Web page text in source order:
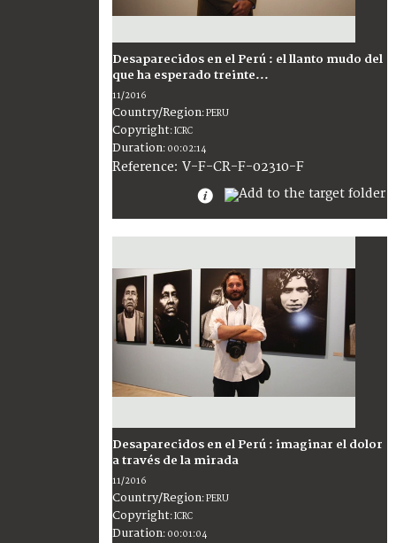
Desaparecidos en el Perú : el llanto mudo del
que ha esperado treinte...
11/2016
Country/Region:PERU
Copyright:ICRC
Duration: 00:02:14
Reference: V-F-CR-F-02310-F
Desaparecidos en el Perú : imaginar el dolor
a través de la mirada
11/2016
Country/Region:PERU
Copyright:ICRC
Duration: 00:01:04